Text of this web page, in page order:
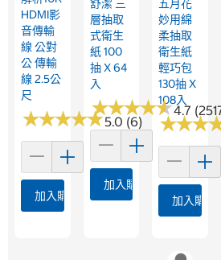
HDMI影
音傳輸
線 公對
公 傳輸
線 2.5公
尺
★★★★★
★★★★★5.0 (6)
加入購物車
舒潔 三
層抽取
式衛生
紙 100
抽 X 64
入
★★★★★
★★★★★4.7
加入購物車
五月花
妙用綿
柔抽取
衛生紙
輕巧包
130抽 X
108入
★★★
★★★
加入購物車